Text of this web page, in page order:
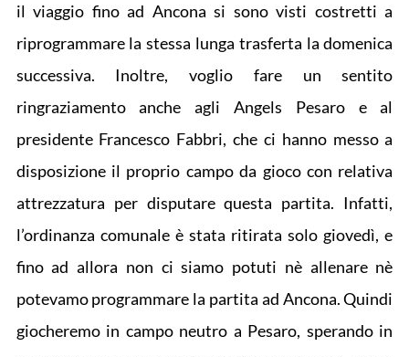
il viaggio fino ad Ancona si sono visti costretti a
riprogrammare la stessa lunga trasferta la domenica
successiva. Inoltre, voglio fare un sentito
ringraziamento anche agli Angels Pesaro e al
presidente Francesco Fabbri, che ci hanno messo a
disposizione il proprio campo da gioco con relativa
attrezzatura per disputare questa partita. Infatti,
l’ordinanza comunale è stata ritirata solo giovedì, e
fino ad allora non ci siamo potuti nè allenare nè
potevamo programmare la partita ad Ancona. Quindi
giocheremo in campo neutro a Pesaro, sperando in